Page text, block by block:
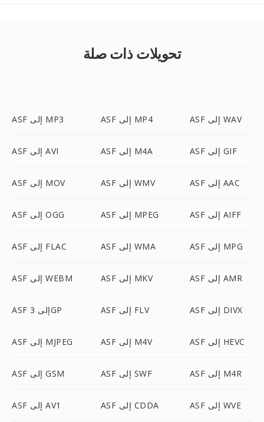
تحويلات ذات صلة
ASF إلى MP3 ASF إلى MP4 ASF إلى WAV
ASF إلى AVI ASF إلى M4A ASF إلى GIF
ASF إلى MOV ASF إلى WMV ASF إلى AAC
ASF إلى OGG ASF إلى MPEG ASF إلى AIFF
ASF إلى FLAC ASF إلى WMA ASF إلى MPG
ASF إلى WEBM ASF إلى MKV ASF إلى AMR
ASF إلى 3GP ASF إلى FLV ASF إلى DIVX
ASF إلى MJPEG ASF إلى M4V ASF إلى HEVC
ASF إلى GSM ASF إلى SWF ASF إلى M4R
ASF إلى AV1 ASF إلى CDDA ASF إلى WVE